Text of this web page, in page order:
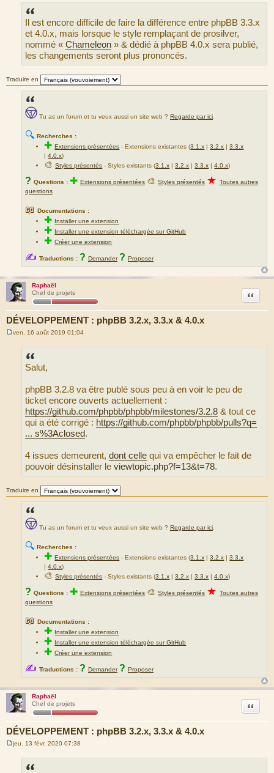
Il est encore difficile de faire la différence entre phpBB 3.3.x
et 4.0.x, mais lorsque le style remplaçant de prosilver,
nommé « Chameleon » & dédié à phpBB 4.0.x sera publié,
les changements seront plus prononcés.
Traduire en
Tu as un forum et tu veux aussi un site web ? Regarde par ici
🔍 Recherches :
✚Extensions présentées -Extensions existantes (3.1.x |3.2.x |3.3.x
|4.0.x)
🎨Styles présentés - Styles existants (3.1.x |3.2.x |3.3.x |4.0.x)
? Questions : ✚ Extensions présentées 🎨 Styles présentés ★ Toutes autres
questions
📖 Documentations :
✚ Installer une extension
✚ Installer une extension téléchargée sur GitHub
✚Créer une extension
✍ Traductions : ? Demander ? Proposer
Raphaël
Chef de projets
DÉVELOPPEMENT : phpBB 3.2.x, 3.3.x & 4.0.x
Citation
ven. 16 août 2019 01:04
Salut,
phpBB 3.2.8 va être publé sous peu à en voir le peu de
ticket encore ouverts actuellement :
https://github.com/phpbb/phpbb/milestones/3.2.8 & tout ce
qui a été corrigé : https://github.com/phpbb/phpbb/pulls?q=
... s%3Aclosed.
4 issues demeurent, dont celle qui va empêcher le fait de
pouvoir désinstaller le viewtopic.php?f=13&t=78.
Traduire en
Tu as un forum et tu veux aussi un site web ? Regarde par ici
🔍 Recherches :
✚Extensions présentées -Extensions existantes (3.1.x |3.2.x |3.3.x
|4.0.x)
🎨Styles présentés - Styles existants (3.1.x |3.2.x |3.3.x |4.0.x)
? Questions : ✚ Extensions présentées 🎨 Styles présentés ★ Toutes autres
questions
📖 Documentations :
✚ Installer une extension
✚ Installer une extension téléchargée sur GitHub
✚Créer une extension
✍ Traductions : ? Demander ? Proposer
Raphaël
Chef de projets
DÉVELOPPEMENT : phpBB 3.2.x, 3.3.x & 4.0.x
Citation
M
jeu. 13 févr. 2020 07:38